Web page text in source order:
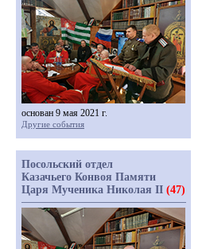
основан 9 мая 2021 г.
Другие события
Посольский отдел
Казачьего Конвоя Памяти
Царя Мученика Николая II (47)